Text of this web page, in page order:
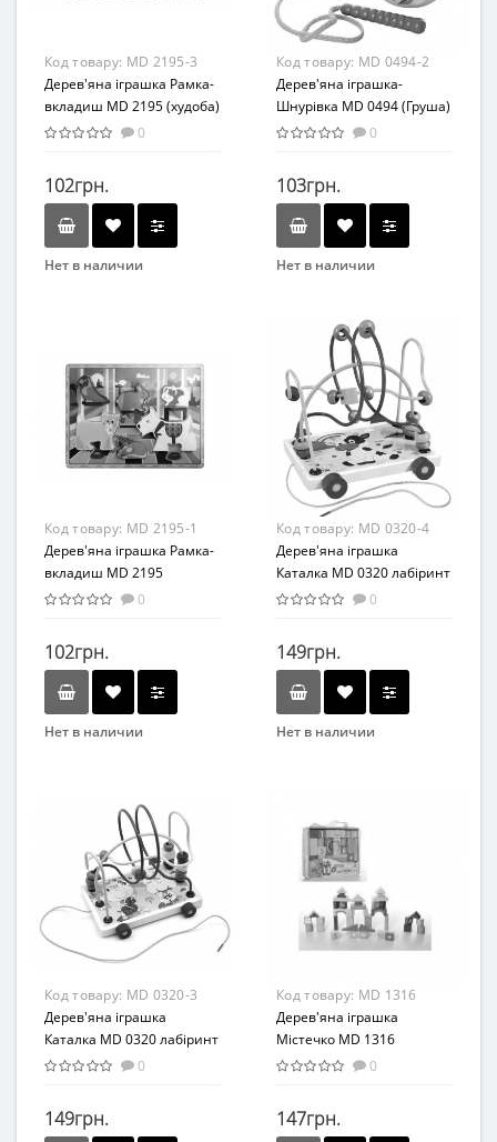
Дерево
Код товару: MD 2195-3
Дерев'яна іграшка Рамка-
вкладиш MD 2195 (худоба)
0
102грн.
Нет в наличии
Развивающие
Возраст
От 2-х лет
Материал
Код товару: MD 0494-2
Дерев'яна іграшка-
Шнурівка MD 0494 (Груша)
0
103грн.
Нет в наличии
Развивающая игрушка
Возраст
от 3 лет
Материал
Дерево
Код товару: MD 2195-1
Дерев'яна іграшка Рамка-
вкладиш MD 2195
(Домашні тварини)
0
102грн.
Нет в наличии
Развивающие
Возраст
От 2-х лет
Материал
Дерево
Код товару: MD 0320-4
Дерев'яна іграшка
Каталка MD 0320 лабіринт
на дроті (Корова)
0
149грн.
Нет в наличии
Развивающая игрушка
Возраст
Материал
Комбинированный
Код товару: MD 0320-3
Дерев'яна іграшка
Каталка MD 0320 лабіринт
на дроті (Жаба)
0
149грн.
Код товару: MD 1316
Дерев'яна іграшка
Містечко MD 1316
0
147грн.